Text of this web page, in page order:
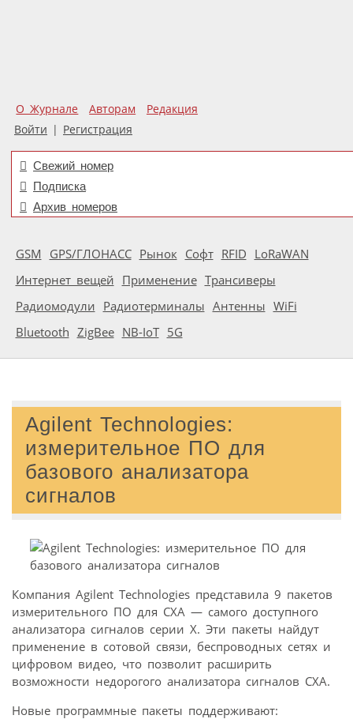
О Журнале Авторам
Редакция
Войти | Регистрация
Свежий номер
Подписка
Архив номеров
GSM GPS/ГЛОНАСС Рынок Софт RFID LoRaWAN
Интернет вещей Применение Трансиверы
Радиомодули Радиотерминалы Антенны WiFi
Bluetooth ZigBee NB-IoT 5G
Agilent Technologies:
измерительное ПО для
базового анализатора
сигналов
Компания Agilent Technologies представила 9 пакетов
измерительного ПО для СХА — самого доступного
анализатора сигналов серии Х. Эти пакеты найдут
применение в сотовой связи, беспроводных сетях и
цифровом видео, что позволит расширить
возможности недорогого анализатора сигналов СХА.
Новые программные пакеты поддерживают: